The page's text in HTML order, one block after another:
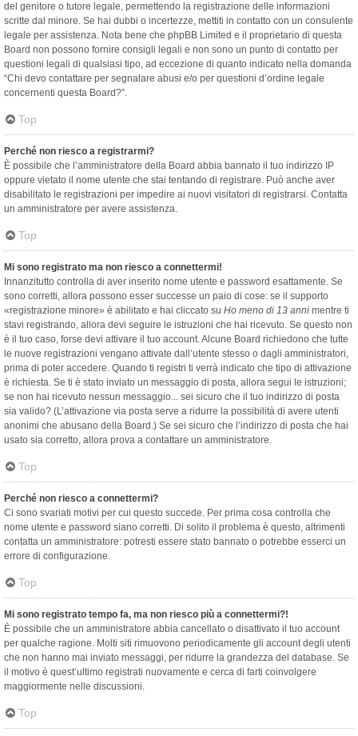
del genitore o tutore legale, permettendo la registrazione delle informazioni
scritte dal minore. Se hai dubbi o incertezze, mettiti in contatto con un consulente
legale per assistenza. Nota bene che phpBB Limited e il proprietario di questa
Board non possono fornire consigli legali e non sono un punto di contatto per
questioni legali di qualsiasi tipo, ad eccezione di quanto indicato nella domanda
“Chi devo contattare per segnalare abusi e/o per questioni d’ordine legale
concernenti questa Board?”.
Top
Perché non riesco a registrarmi?
È possibile che l’amministratore della Board abbia bannato il tuo indirizzo IP
oppure vietato il nome utente che stai tentando di registrare. Può anche aver
disabilitato le registrazioni per impedire ai nuovi visitatori di registrarsi. Contatta
un amministratore per avere assistenza.
Top
Mi sono registrato ma non riesco a connettermi!
Innanzitutto controlla di aver inserito nome utente e password esattamente. Se
sono corretti, allora possono esser successe un paio di cose: se il supporto
«registrazione minore» è abilitato e hai cliccato su Ho meno di 13 anni mentre ti
stavi registrando, allora devi seguire le istruzioni che hai ricevuto. Se questo non
è il tuo caso, forse devi attivare il tuo account. Alcune Board richiedono che tutte
le nuove registrazioni vengano attivate dall’utente stesso o dagli amministratori,
prima di poter accedere. Quando ti registri ti verrà indicato che tipo di attivazione
è richiesta. Se ti è stato inviato un messaggio di posta, allora segui le istruzioni;
se non hai ricevuto nessun messaggio... sei sicuro che il tuo indirizzo di posta
sia valido? (L’attivazione via posta serve a ridurre la possibilità di avere utenti
anonimi che abusano della Board.) Se sei sicuro che l’indirizzo di posta che hai
usato sia corretto, allora prova a contattare un amministratore.
Top
Perché non riesco a connettermi?
Ci sono svariati motivi per cui questo succede. Per prima cosa controlla che
nome utente e password siano corretti. Di solito il problema è questo, altrimenti
contatta un amministratore: potresti essere stato bannato o potrebbe esserci un
errore di configurazione.
Top
Mi sono registrato tempo fa, ma non riesco più a connettermi?!
È possibile che un amministratore abbia cancellato o disattivato il tuo account
per qualche ragione. Molti siti rimuovono periodicamente gli account degli utenti
che non hanno mai inviato messaggi, per ridurre la grandezza del database. Se
il motivo è quest’ultimo registrati nuovamente e cerca di farti coinvolgere
maggiormente nelle discussioni.
Top